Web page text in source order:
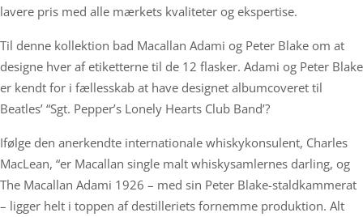
lavere pris med alle mærkets kvaliteter og ekspertise.
Til denne kollektion bad Macallan Adami og Peter Blake om at
designe hver af etiketterne til de 12 flasker. Adami og Peter Blake
er kendt for i fællesskab at have designet albumcoveret til
Beatles’ “Sgt. Pepper’s Lonely Hearts Club Band’?
Ifølge den anerkendte internationale whiskykonsulent, Charles
MacLean, “er Macallan single malt whiskysamlernes darling, og
The Macallan Adami 1926 – med sin Peter Blake-staldkammerat
– ligger helt i toppen af destilleriets fornemme produktion. Alt